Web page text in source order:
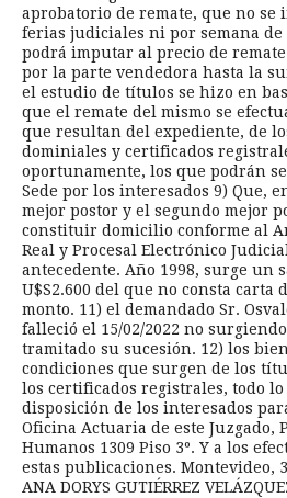
aprobatorio de remate, que no
ferias judiciales ni por semana de
podrá imputar al precio de remate
por la parte vendedora hasta la
el estudio de títulos se hizo en
que el remate del mismo se
que resultan del expediente, de
dominiales y certificados
oportunamente, los que podrán
Sede por los interesados 9) Que,
mejor postor y el segundo mejor
constituir domicilio conforme al
Real y Procesal Electrónico
antecedente. Año 1998, surge un
U$S2.600 del que no consta carta
monto. 11) el demandado Sr.
falleció el 15/02/2022 no
tramitado su sucesión. 12) los
condiciones que surgen de los
los certificados registrales, todo
disposición de los interesados
Oficina Actuaria de este Juzgado,
Humanos 1309 Piso 3º. Y a los
estas publicaciones. Montevideo,
ANA DORYS GUTIÉRREZ